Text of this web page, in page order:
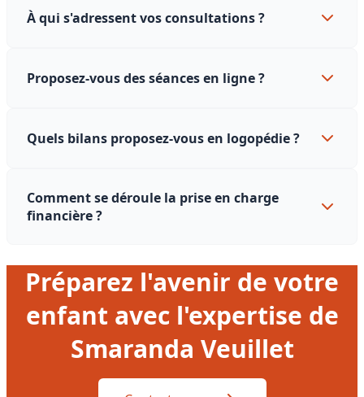
À qui s'adressent vos consultations ?
Proposez-vous des séances en ligne ?
Quels bilans proposez-vous en logopédie ?
Comment se déroule la prise en charge
financière ?
Préparez l'avenir de votre
enfant avec l'expertise de
Smaranda Veuillet